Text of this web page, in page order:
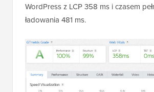
WordPress z LCP 358 ms i czasem
ładowania 481 ms.